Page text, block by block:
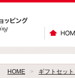
HOME > ギフトセッ